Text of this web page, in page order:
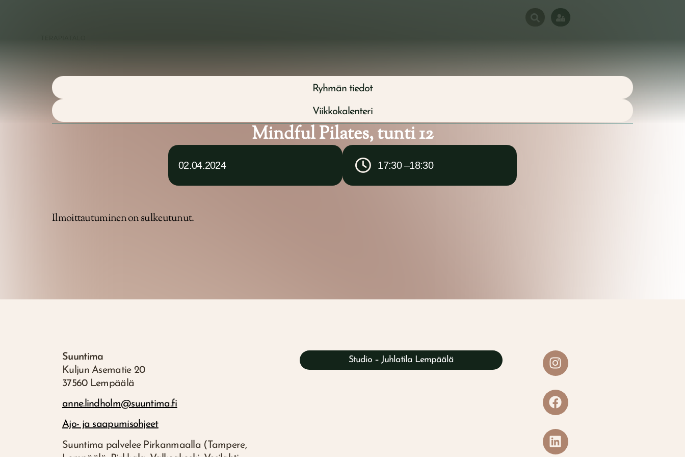
Ryhmän tiedot
Viikkokalenteri
Mindful Pilates, tunti 12
02.04.2024 17:30 –18:30
Ilmoittautuminen on sulkeutunut.
Suuntima
Kuljun Asematie 20
37560 Lempäälä
anne.lindholm@suuntima.fi
Ajo- ja saapumisohjeet
Suuntima palvelee Pirkanmaalla (Tampere,
Studio – Juhlatila Lempäälä